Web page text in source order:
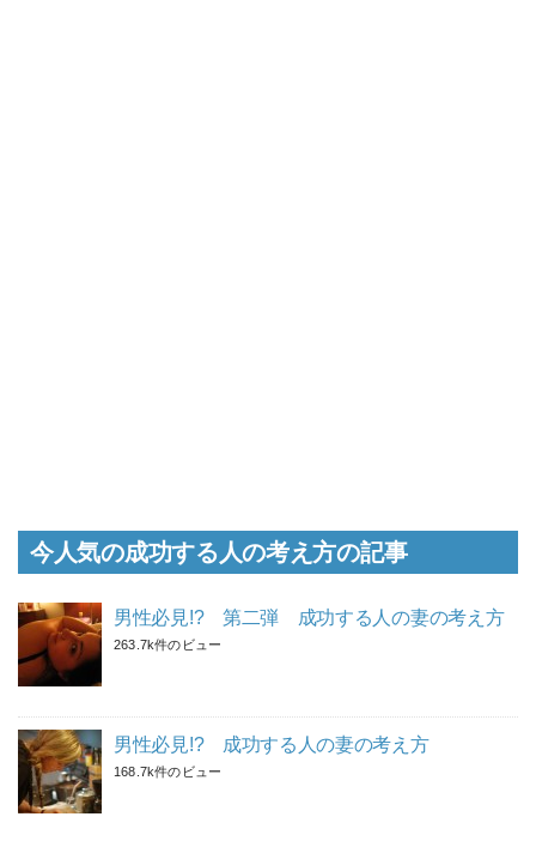
今人気の成功する人の考え方の記事
男性必見!? 第二弾 成功する人の妻の考え方
263.7k件のビュー
男性必見!? 成功する人の妻の考え方
168.7k件のビュー